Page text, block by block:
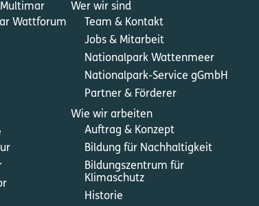
Multimar
Wattforum
Wer wir sind
Team & Kontakt
Jobs & Mitarbeit
Nationalpark Wattenmeer
Nationalpark-Service gGmbH
Partner & Förderer
Wie wir arbeiten
Auftrag & Konzept
Bildung für Nachhaltigkeit
Bildungszentrum für
Klimaschutz
Historie